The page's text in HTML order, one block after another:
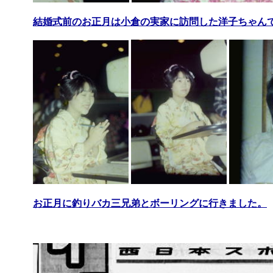
結婚式前のお正月は小倉の実家に訪問した洋子ちゃん
お正月に釣りバカ三兄弟とボーリングに行きました。